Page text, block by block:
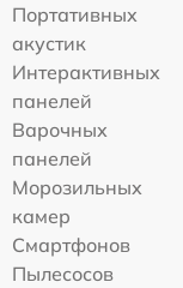
Портативных
акустик
Интерактивных
панелей
Варочных
панелей
Морозильных
камер
Смартфонов
Пылесосов